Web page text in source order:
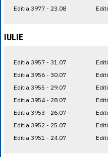
Editia 3977 - 23.08
IULIE
Editia 3957 - 31.07
Editia 3956 - 30.07
Editia 3955 - 29.07
Editia 3954 - 28.07
Editia 3953 - 26.07
Editia 3952 - 25.07
Editia 3951 - 24.07